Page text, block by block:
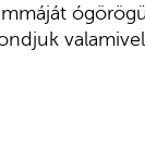
valamivel